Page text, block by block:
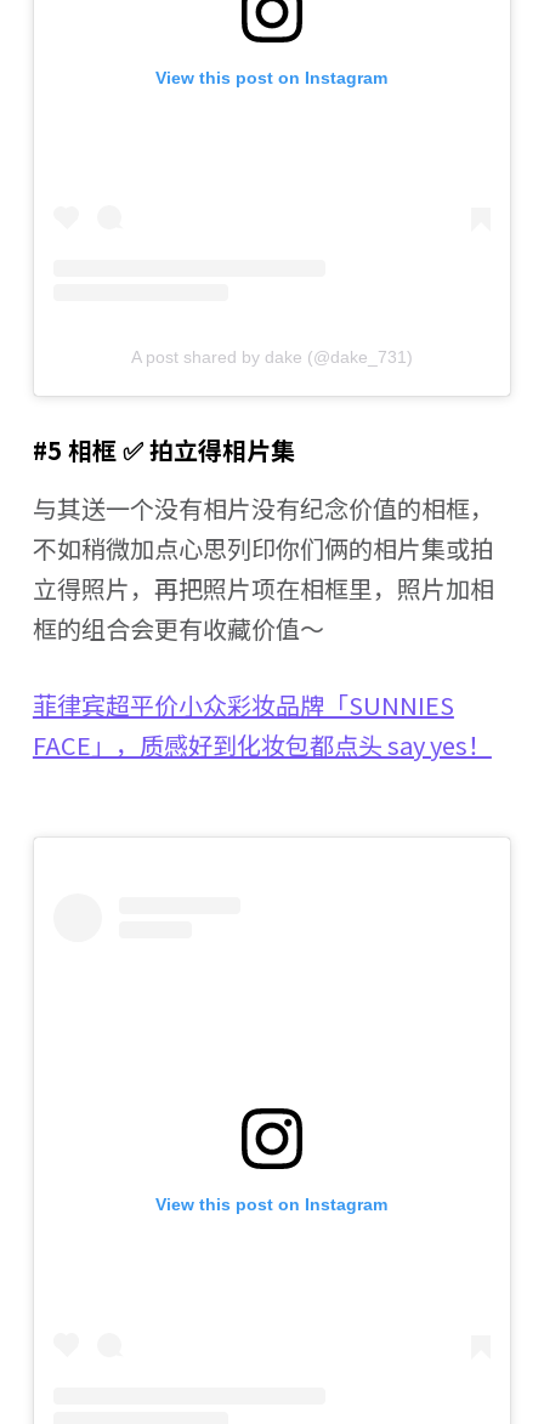
View this post on Instagram
A post shared by dake (@dake_731)
#5 相框 ✅ 拍立得相片集
与其送一个没有相片没有纪念价值的相框，
不如稍微加点心思列印你们俩的相片集或拍
立得照片，再把照片项在相框里，照片加相
框的组合会更有收藏价值～
菲律宾超平价小众彩妆品牌「SUNNIES
FACE」，质感好到化妆包都点头 say yes！
View this post on Instagram